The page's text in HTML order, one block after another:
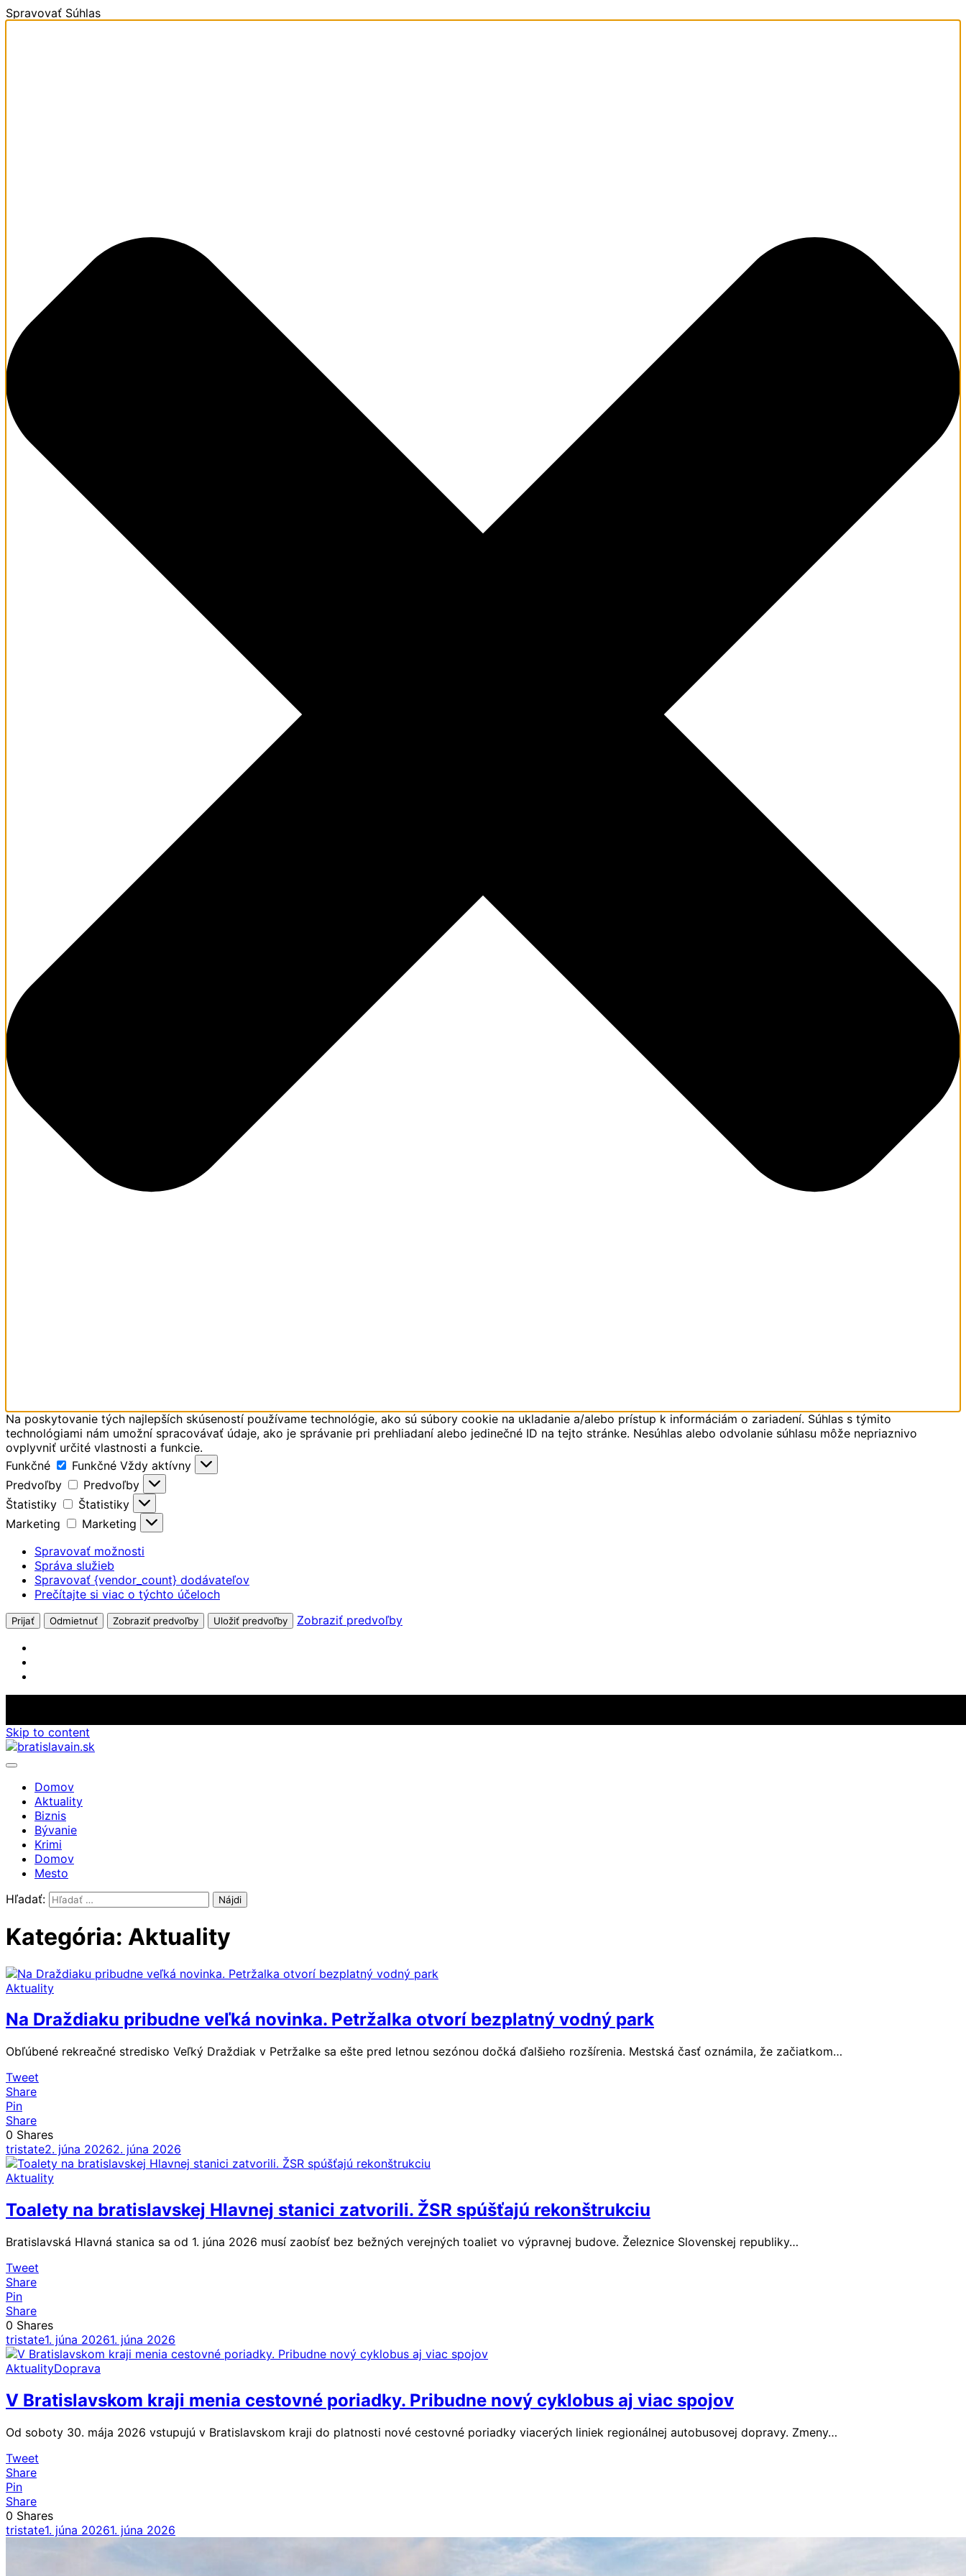
Spravovať Súhlas
Na poskytovanie tých najlepších skúseností používame technológie, ako sú súbory cookie na ukladanie a/alebo prístup k informáciám o zariadení. Súhlas s týmito
technológiami nám umožní spracovávať údaje, ako je správanie pri prehliadaní alebo jedinečné ID na tejto stránke. Nesúhlas alebo odvolanie súhlasu môže nepriaznivo
ovplyvniť určité vlastnosti a funkcie.
Funkčné
Funkčné Vždy aktívny
Predvoľby
Predvoľby
Štatistiky
Štatistiky
Marketing
Marketing
Spravovať možnosti
Správa služieb
Spravovať {vendor_count} dodávateľov
Prečítajte si viac o týchto účeloch
Prijať Odmietnuť Zobraziť predvoľby Uložiť predvoľby Zobraziť predvoľby
Skip to content
Domov
Aktuality
Biznis
Bývanie
Krimi
Domov
Mesto
Hľadať:
Kategória: Aktuality
Aktuality
Na Draždiaku pribudne veľká novinka. Petržalka otvorí bezplatný vodný park
Obľúbené rekreačné stredisko Veľký Draždiak v Petržalke sa ešte pred letnou sezónou dočká ďalšieho rozšírenia. Mestská časť oznámila, že začiatkom…
Tweet
Share
Pin
Share
0 Shares
tristate2. júna 20262. júna 2026
Aktuality
Toalety na bratislavskej Hlavnej stanici zatvorili. ŽSR spúšťajú rekonštrukciu
Bratislavská Hlavná stanica sa od 1. júna 2026 musí zaobísť bez bežných verejných toaliet vo výpravnej budove. Železnice Slovenskej republiky…
Tweet
Share
Pin
Share
0 Shares
tristate1. júna 20261. júna 2026
AktualityDoprava
V Bratislavskom kraji menia cestovné poriadky. Pribudne nový cyklobus aj viac spojov
Od soboty 30. mája 2026 vstupujú v Bratislavskom kraji do platnosti nové cestovné poriadky viacerých liniek regionálnej autobusovej dopravy. Zmeny…
Tweet
Share
Pin
Share
0 Shares
tristate1. júna 20261. júna 2026